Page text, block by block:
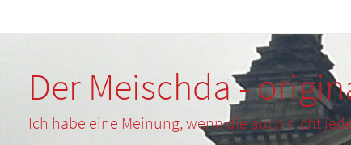
Inhalt
Der Meischda -
Ich habe eine Meinung, wenn die auch nicht